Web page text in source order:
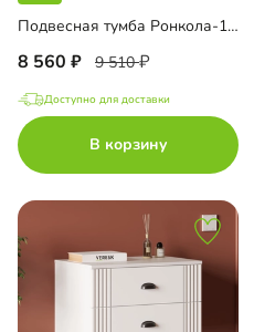
Подвесная тумба Ронкола-1.1
8 560 9 510
Доступно для доставки
В корзину